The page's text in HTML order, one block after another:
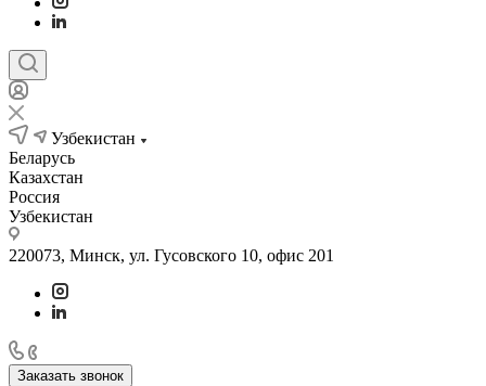
Узбекистан
Беларусь
Казахстан
Россия
Узбекистан
220073, Минск, ул. Гусовского 10, офис 201
Заказать звонок